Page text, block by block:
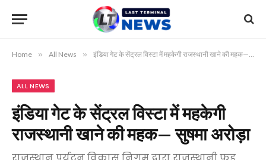
Home » All News » इंडिया गेट के सेंट्रल विस्टा में महकेगी राजस्थानी खाने की महक— सुषमा अरोड़ा
ALL NEWS
इंडिया गेट के सेंट्रल विस्टा में महकेगी
राजस्थानी खाने की महक— सुषमा अरोड़ा